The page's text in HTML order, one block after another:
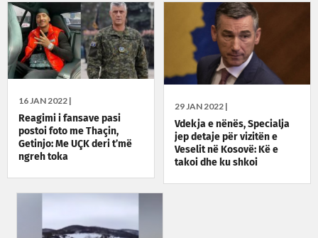
29 JAN 2022 |
Vdekja e nënës, Specialja
jep detaje për vizitën e
Veselit në Kosovë: Kë e
takoi dhe ku shkoi
16 JAN 2022 |
Reagimi i fansave pasi
postoi foto me Thaçin,
Getinjo: Me UÇK deri t’më
ngreh toka